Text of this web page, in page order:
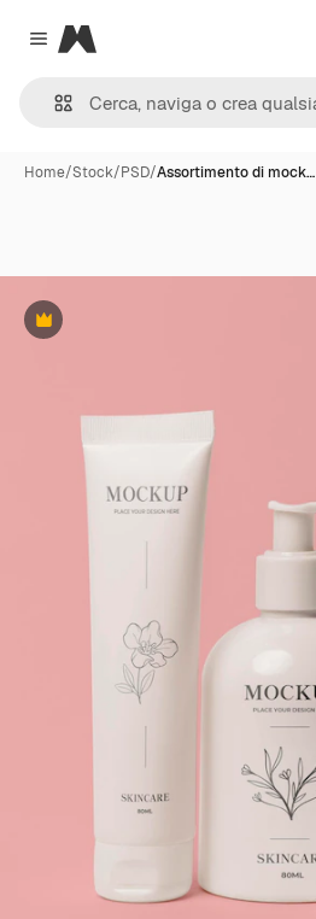
Close menu
Magnific
Home/Stock/PSD/Assortimento di mock…
Premium